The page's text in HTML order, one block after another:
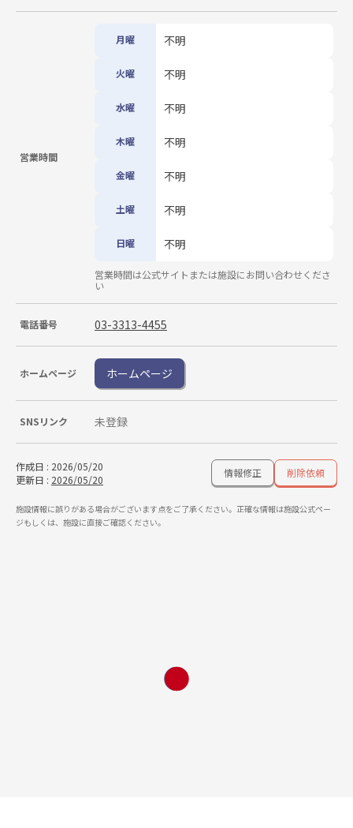
営業時間
月曜 不明
火曜 不明
水曜 不明
木曜 不明
金曜 不明
土曜 不明
日曜 不明
営業時間は公式サイトまたは施設にお問い合わせくださ
い
電話番号 03-3313-4455
ホームページ ホームページ
SNSリンク 未登録
作成日 : 2026/05/20
更新日 : 2026/05/20
情報修正 削除依頼
施設情報に誤りがある場合がございます点をご了承ください。正確な情報は施設公式ペー
ジもしくは、施設に直接ご確認ください。